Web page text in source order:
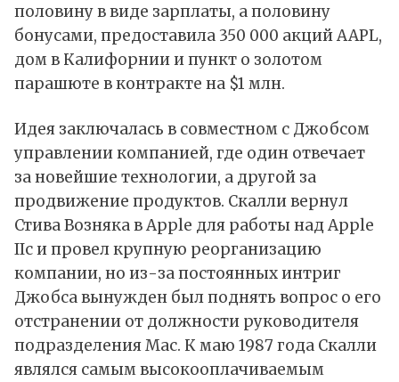
половину в виде зарплаты, а половину
бонусами, предоставила 350 000 акций AAPL,
дом в Калифорнии и пункт о золотом
парашюте в контракте на $1 млн.
Идея заключалась в совместном с Джобсом
управлении компанией, где один отвечает
за новейшие технологии, а другой за
продвижение продуктов. Скалли вернул
Стива Возняка в Apple для работы над Apple
IIc и провел крупную реорганизацию
компании, но из-за постоянных интриг
Джобса вынужден был поднять вопрос о его
отстранении от должности руководителя
подразделения Mac. К маю 1987 года Скалли
являлся самым высокооплачиваемым